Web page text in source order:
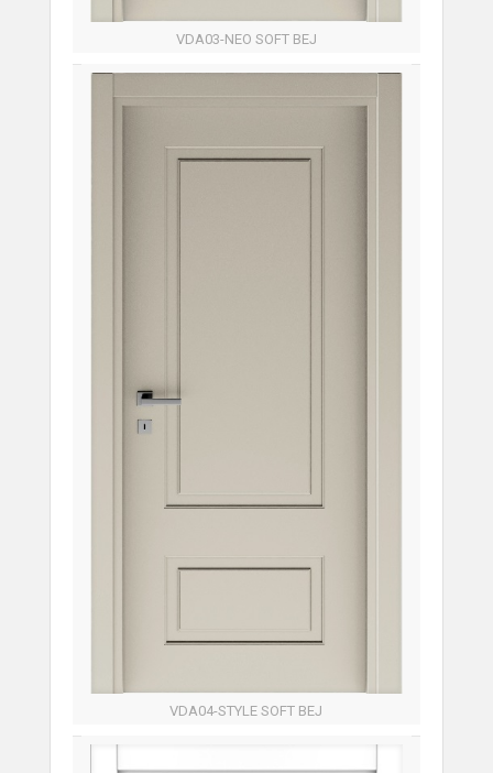
VDA03-NEO SOFT BEJ
VDA04-STYLE SOFT BEJ